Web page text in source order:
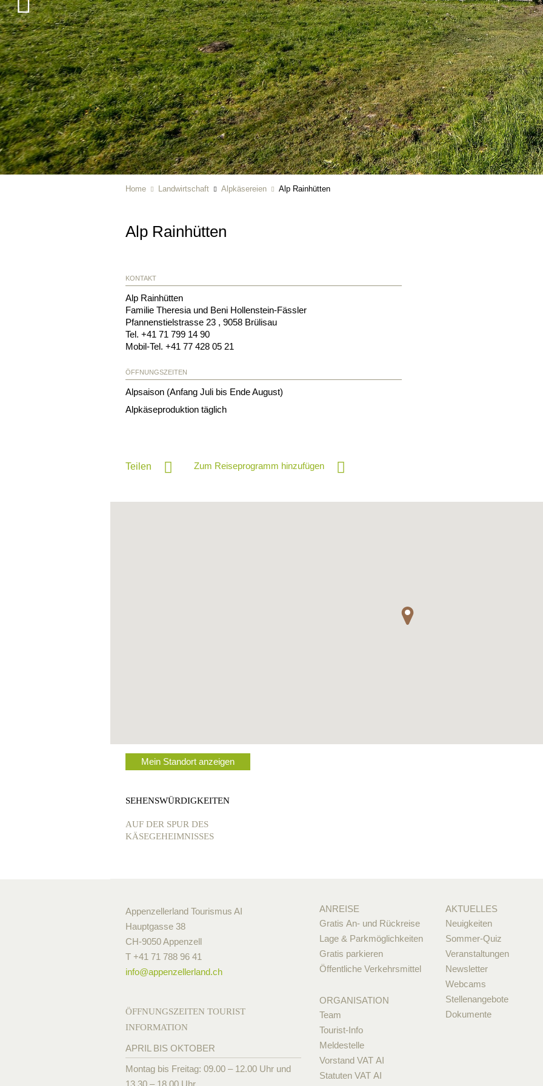
Home Landwirtschaft Alpkäsereien Alp Rainhütten
Alp Rainhütten
KONTAKT
Alp Rainhütten
Familie Theresia und Beni Hollenstein-Fässler
Pfannenstielstrasse 23 , 9058 Brülisau
Tel. +41 71 799 14 90
Mobil-Tel. +41 77 428 05 21
ÖFFNUNGSZEITEN
Alpsaison (Anfang Juli bis Ende August)
Alpkäseproduktion täglich
Teilen Zum Reiseprogramm hinzufügen
Mein Standort anzeigen
SEHENSWÜRDIGKEITEN
AUF DER SPUR DES
KÄSEGEHEIMNISSES
Appenzellerland Tourismus AI
Hauptgasse 38
CH-9050 Appenzell
T +41 71 788 96 41
info@appenzellerland.ch
ÖFFNUNGSZEITEN TOURIST
INFORMATION
APRIL BIS OKTOBER
Montag bis Freitag: 09.00 – 12.00 Uhr und
13.30 – 18.00 Uhr
ANREISE
Gratis An- und Rückreise
Lage & Parkmöglichkeiten
Gratis parkieren
Öffentliche Verkehrsmittel
ORGANISATION
Team
Tourist-Info
Meldestelle
Vorstand VAT AI
Statuten VAT AI
AKTUELLES
Neuigkeiten
Sommer-Quiz
Veranstaltungen
Newsletter
Webcams
Stellenangebote
Dokumente